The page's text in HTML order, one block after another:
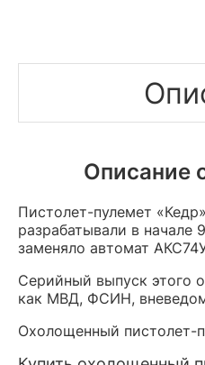
Описание
Пистолет-пулемет
разрабатывали в
заменяло автомат
Серийный выпуск этого
как МВД, ФСИН,
Охолощенный пистолет-